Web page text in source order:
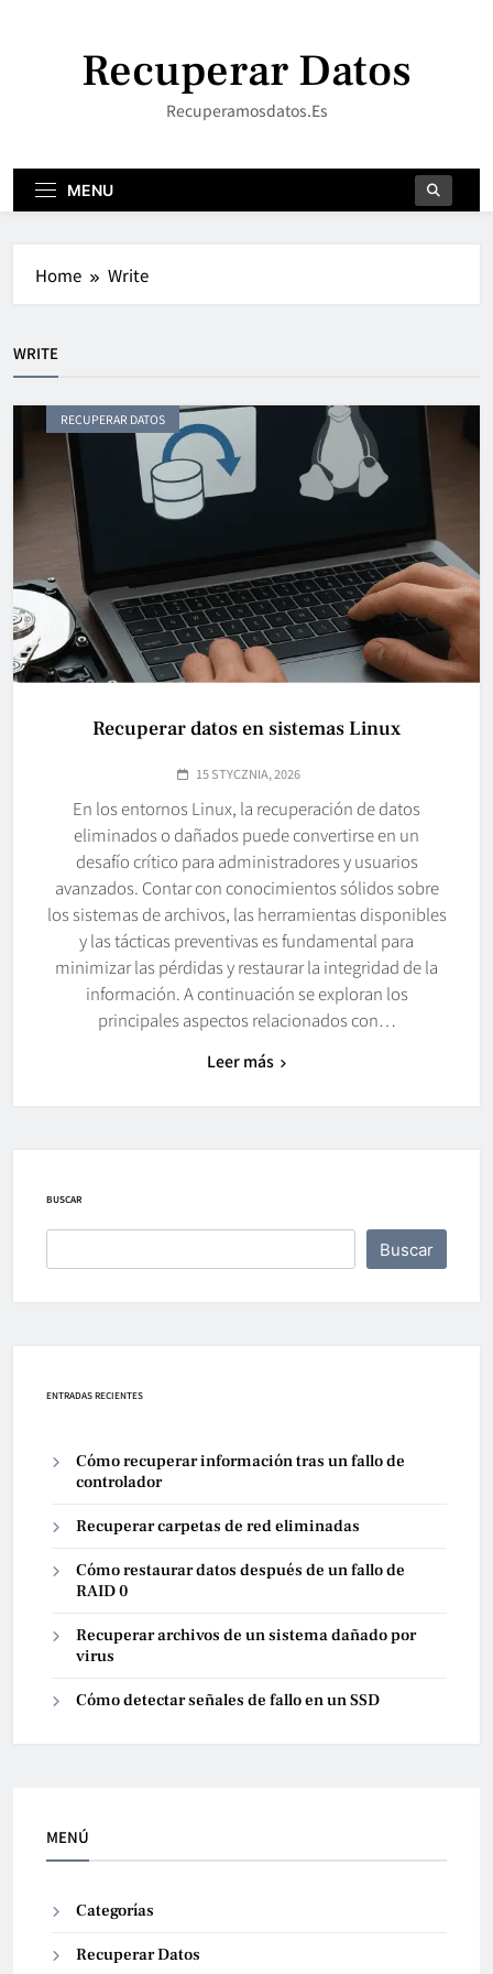
Recuperar Datos
Recuperamosdatos.es
MENU
Home Write
WRITE
RECUPERAR DATOS
Recuperar datos en sistemas Linux
15 STYCZNIA, 2026
En los entornos Linux, la recuperación de datos
eliminados o dañados puede convertirse en un
desafío crítico para administradores y usuarios
avanzados. Contar con conocimientos sólidos sobre
los sistemas de archivos, las herramientas disponibles
y las tácticas preventivas es fundamental para
minimizar las pérdidas y restaurar la integridad de la
información. A continuación se exploran los
principales aspectos relacionados con…
Leer más
BUSCAR
Buscar
ENTRADAS RECIENTES
Cómo recuperar información tras un fallo de
controlador
Recuperar carpetas de red eliminadas
Cómo restaurar datos después de un fallo de
RAID 0
Recuperar archivos de un sistema dañado por
virus
Cómo detectar señales de fallo en un SSD
MENÚ
Categorías
Recuperar Datos